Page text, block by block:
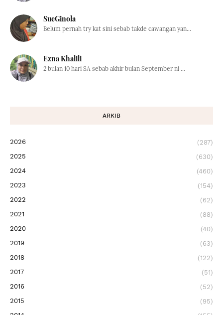
SueGinola
Belum pernah try kat sini sebab takde cawangan yan...
Ezna Khalili
2 bulan 10 hari SA sebab akhir bulan September ni ...
ARKIB
2026
(287)
2025
(630)
2024
(460)
2023
(154)
2022
(62)
2021
(88)
2020
(40)
2019
(63)
2018
(122)
2017
(51)
2016
(52)
2015
(95)